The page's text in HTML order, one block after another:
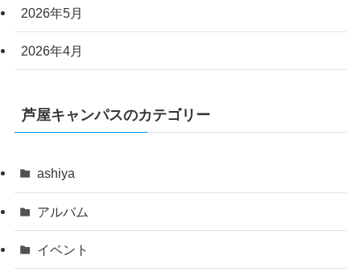
2026年5月
2026年4月
芦屋キャンパスのカテゴリー
ashiya
アルバム
イベント